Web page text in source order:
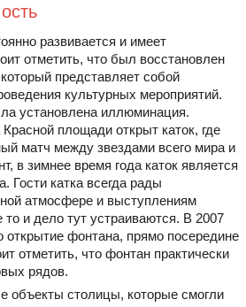
развивается и имеет
отметить, что был восстановлен
представляет собой
культурных мероприятий.
установлена иллюминация.
площади открыт каток, где
матч между звездами всего мира и
в зимнее время года каток является
Гости катка всегда рады
атмосфере и выступлениям
то и дело тут устраиваются. В 2007
открытие фонтана, прямо посередине
отметить, что фонтан практически
рядов.
объекты столицы, которые смогли